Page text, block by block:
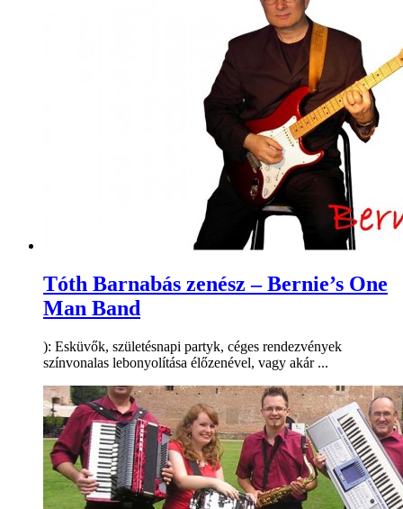
Tóth Barnabás zenész – Bernie’s One
Man Band
): Esküvők, születésnapi partyk, céges rendezvények
színvonalas lebonyolítása élőzenével, vagy akár ...